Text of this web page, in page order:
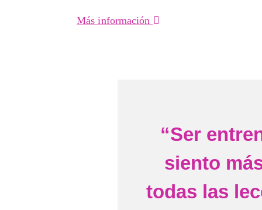
Más información
“Ser
siento
todas las